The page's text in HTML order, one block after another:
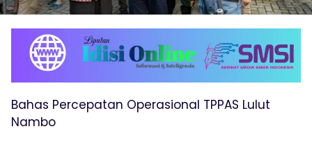
Bahas Percepatan Operasional TPPAS Lulut
Nambo